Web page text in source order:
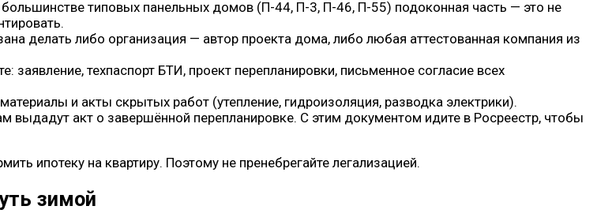
типовых панельных домов (П-44, П-3, П-46, П-55) подоконная часть — это не
делать либо организация — автор проекта дома, либо любая аттестованная компания из
заявление, техпаспорт БТИ, проект перепланировки, письменное согласие всех
и акты скрытых работ (утепление, гидроизоляция, разводка электрики).
выдадут акт о завершённой перепланировке. С этим документом идите в Росреестр, чтобы
ипотеку на квартиру. Поэтому не пренебрегайте легализацией.
зимой